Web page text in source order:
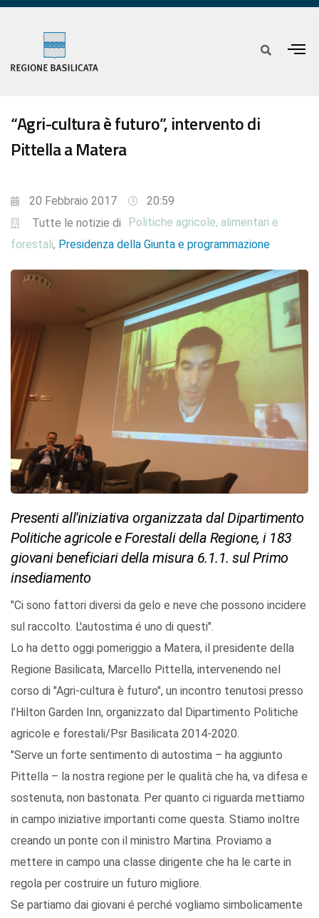
“Agri-cultura è futuro”, intervento di
Pittella a Matera
20 Febbraio 2017
20:59
Tutte le notizie di
Politiche agricole, alimentari e
forestali, Presidenza della Giunta e programmazione
Presenti all'iniziativa organizzata dal Dipartimento
Politiche agricole e Forestali della Regione, i 183
giovani beneficiari della misura 6.1.1. sul Primo
insediamento
"Ci sono fattori diversi da gelo e neve che possono incidere
sul raccolto. L'autostima é uno di questi".
Lo ha detto oggi pomeriggio a Matera, il presidente della
Regione Basilicata, Marcello Pittella, intervenendo nel
corso di "Agri-cultura è futuro", un incontro tenutosi presso
l’Hilton Garden Inn, organizzato dal Dipartimento Politiche
agricole e forestali/Psr Basilicata 2014-2020.
"Serve un forte sentimento di autostima – ha aggiunto
Pittella – la nostra regione per le qualità che ha, va difesa e
sostenuta, non bastonata. Per quanto ci riguarda mettiamo
in campo iniziative importanti come questa. Stiamo inoltre
creando un ponte con il ministro Martina. Proviamo a
mettere in campo una classe dirigente che ha le carte in
regola per costruire un futuro migliore.
Se partiamo dai giovani é perché vogliamo simbolicamente